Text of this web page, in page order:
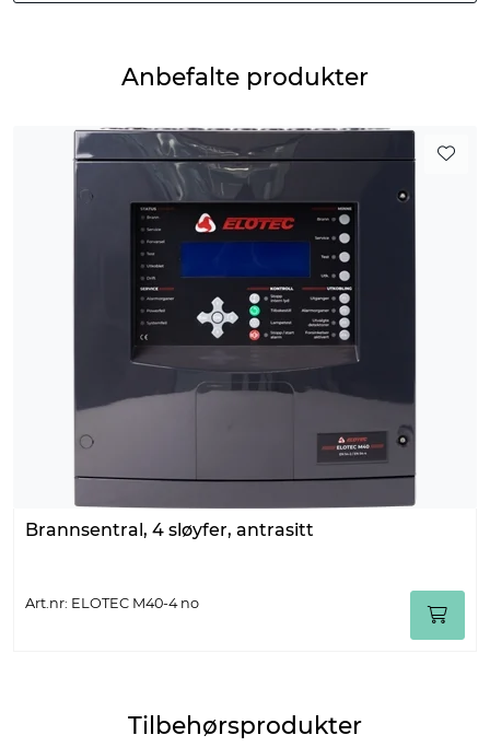
Anbefalte produkter
Brannsentral, 4 sløyfer, antrasitt
Art.nr: ELOTEC M40-4 no
Tilbehørsprodukter